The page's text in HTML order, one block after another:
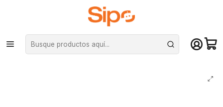
¡Compra hasta mediodía y recibe hoy! De lunes a sábado en el gran
Santiago. Envío gratis desde $29.990
Inicio Componentes PC Unidad de Estado Sólido (SSD)
M.2 PCIe NVMe Unidad SSD Kingston NV3 4TB M.2 6000MB/s PciE-4